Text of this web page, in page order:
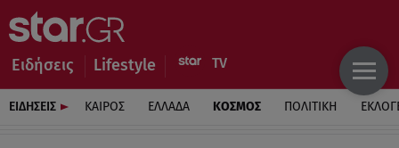
Ειδήσεις Lifestyle
ΕΙΔΗΣΕΙΣ ΚΑΙΡΟΣ ΕΛΛΑΔΑ ΚΟΣΜΟΣ ΠΟΛΙΤΙΚΗ